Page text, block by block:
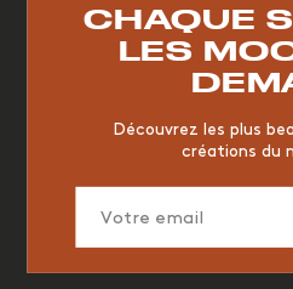
CHAQUE
LES
Découvrez les plus
créations du
JAUNE
ORGANIQUE
MEMPHIS
ICONIC